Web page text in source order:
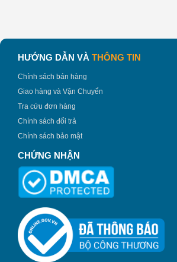
HƯỚNG DẪN VÀ THÔNG TIN
Chính sách bán hàng
Giao hàng và Vận Chuyển
Tra cứu đơn hàng
Chính sách đổi trả
Chính sách bảo mật
CHỨNG NHẬN